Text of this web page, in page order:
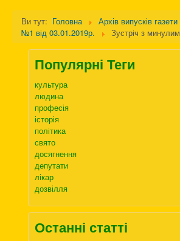
Ви тут: Головна
Архів випусків газети
№1 від 03.01.2019р.
Зустріч з минулим
Популярні Теги
культура
людина
професія
історія
політика
свято
досягнення
депутати
лікар
дозвілля
Останні статті